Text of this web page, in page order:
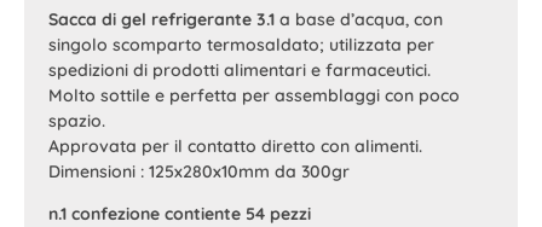
Sacca di gel refrigerante 3.1 a base d’acqua, con
singolo scomparto termosaldato; utilizzata per
spedizioni di prodotti alimentari e farmaceutici.
Molto sottile e perfetta per assemblaggi con poco
spazio.
Approvata per il contatto diretto con alimenti.
Dimensioni : 125x280x10mm da 300gr
n.1 confezione contiente 54 pezzi